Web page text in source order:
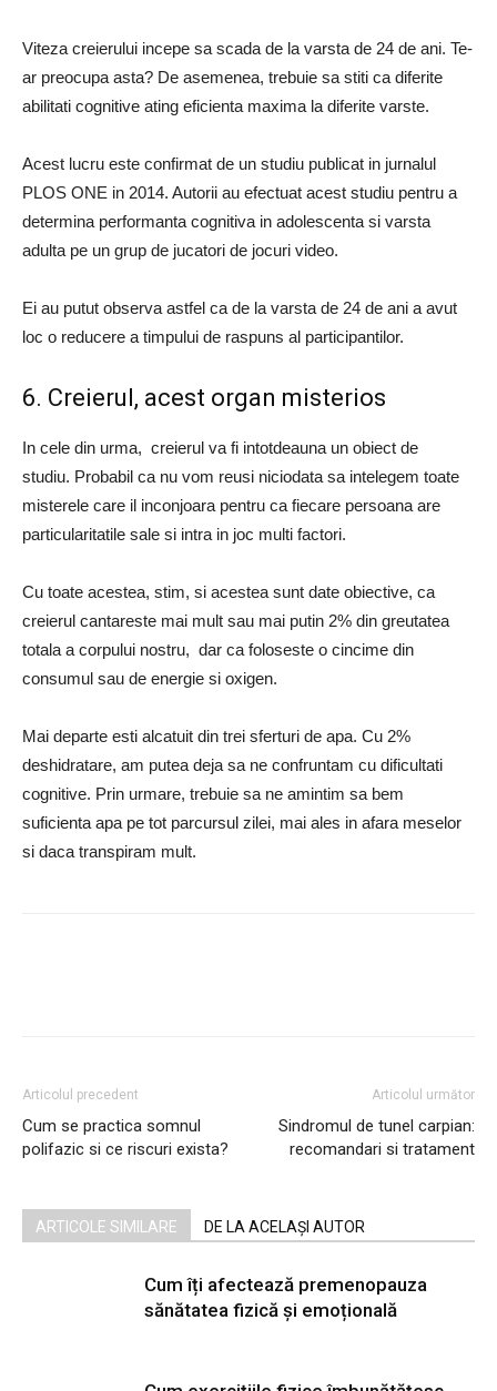
Viteza creierului incepe sa scada de la varsta de 24 de ani. Te-
ar preocupa asta? De asemenea, trebuie sa stiti ca diferite
abilitati cognitive ating eficienta maxima la diferite varste.
Acest lucru este confirmat de un studiu publicat in jurnalul
PLOS ONE in 2014. Autorii au efectuat acest studiu pentru a
determina performanta cognitiva in adolescenta si varsta
adulta pe un grup de jucatori de jocuri video.
Ei au putut observa astfel ca de la varsta de 24 de ani a avut
loc o reducere a timpului de raspuns al participantilor.
6. Creierul, acest organ misterios
In cele din urma, creierul va fi intotdeauna un obiect de
studiu. Probabil ca nu vom reusi niciodata sa intelegem toate
misterele care il inconjoara pentru ca fiecare persoana are
particularitatile sale si intra in joc multi factori.
Cu toate acestea, stim, si acestea sunt date obiective, ca
creierul cantareste mai mult sau mai putin 2% din greutatea
totala a corpului nostru, dar ca foloseste o cincime din
consumul sau de energie si oxigen.
Mai departe esti alcatuit din trei sferturi de apa. Cu 2%
deshidratare, am putea deja sa ne confruntam cu dificultati
cognitive. Prin urmare, trebuie sa ne amintim sa bem
suficienta apa pe tot parcursul zilei, mai ales in afara meselor
si daca transpiram mult.
Articolul precedent
Cum se practica somnul
polifazic si ce riscuri exista?
Articolul următor
Sindromul de tunel carpian:
recomandari si tratament
ARTICOLE SIMILARE DE LA ACELAȘI AUTOR
Cum îți afectează premenopauza
sănătatea fizică și emoțională